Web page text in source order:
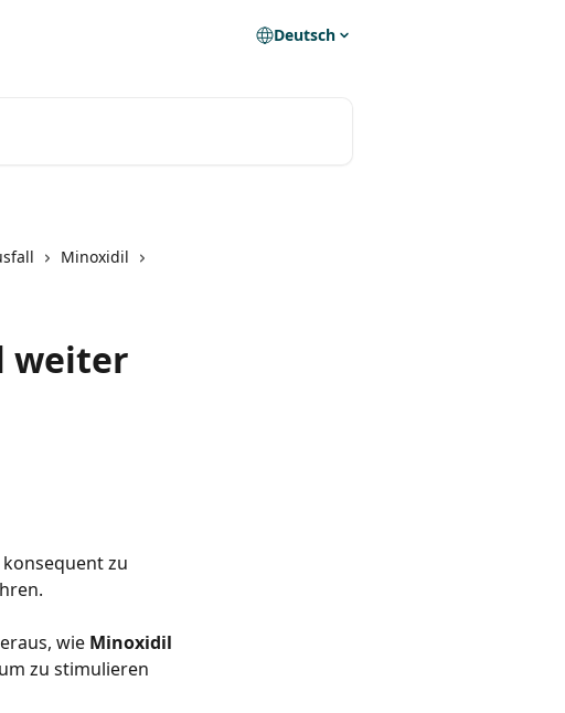
Deutsch
Minoxidil
weiter
konsequent zu
wie Minoxidil
zu stimulieren